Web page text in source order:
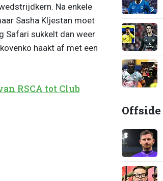
Na enkele
Sasha Kljestan moet
Safari sukkelt dan weer
haakt af met een
RSCA tot Club
Offside